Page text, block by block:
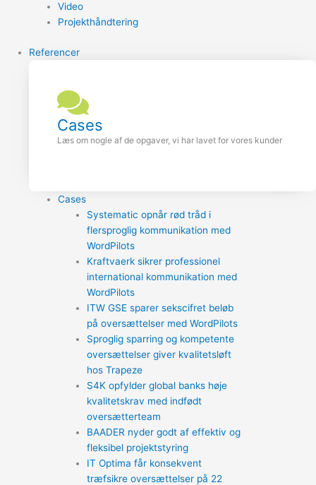
Video
Projekthåndtering
Referencer
Cases
Læs om nogle af de opgaver, vi har lavet for vores kunder
Cases
Systematic opnår rød tråd i
flersproglig kommunikation med
WordPilots
Kraftvaerk sikrer professionel
international kommunikation med
WordPilots
ITW GSE sparer sekscifret beløb
på oversættelser med WordPilots
Sproglig sparring og kompetente
oversættelser giver kvalitetsløft
hos Trapeze
S4K opfylder global banks høje
kvalitetskrav med indfødt
oversætterteam
BAADER nyder godt af effektiv og
fleksibel projektstyring
IT Optima får konsekvent
træfsikre oversættelser på 22